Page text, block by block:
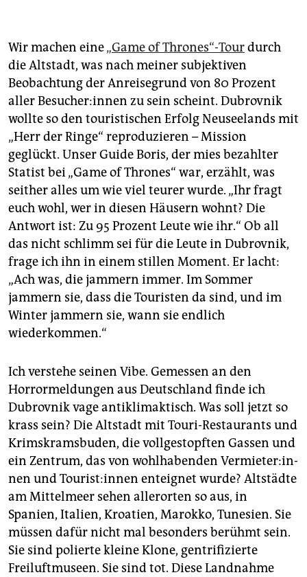
Wir machen eine„Game of Thrones“-Tourdurch
die Altstadt, was nach meiner subjektiven
Beobachtung der Anreisegrund von 80 Prozent
aller Be­su­che­r:in­nen zu sein scheint. Du­brov­nik
wollte so den touristischen Erfolg Neuseelands mit
„Herr der Ringe“ reproduzieren – Mission
geglückt. Unser Guide Boris, der mies bezahlter
Statist bei „Game of ­Thrones“ war, erzählt, was
seither alles um wie viel teurer wurde. „Ihr fragt
euch wohl, wer in diesen Häusern wohnt? Die
Antwort ist: Zu 95 Prozent Leute wie ihr.“ Ob all
das nicht schlimm sei für die Leute in Dubrovnik,
frage ich ihn in einem stillen Moment. Er lacht:
„Ach was, die jammern immer. Im Sommer
jammern sie, dass die Touristen da sind, und im
Winter jammern sie, wann sie endlich
wiederkommen.“
Ich verstehe seinen Vibe. Gemessen an den
Horrormeldungen aus Deutschland finde ich
Dubrovnik vage antiklimaktisch. Was soll jetzt so
krass sein? Die Altstadt mit Touri-Restaurants und
Krimskramsbuden, die vollgestopften Gassen und
ein Zentrum, das von wohlhabenden Ver­mie­te­r:in­
nen und Tou­ris­t:in­nen enteignet wurde? Altstädte
am Mittelmeer sehen allerorten so aus, in
Spanien, Italien, Kroa­tien, Marokko, Tunesien. Sie
müssen dafür nicht mal besonders berühmt sein.
Sie sind polierte kleine Klone, gentrifizierte
Freiluftmuseen. Sie sind tot. Diese Landnahme